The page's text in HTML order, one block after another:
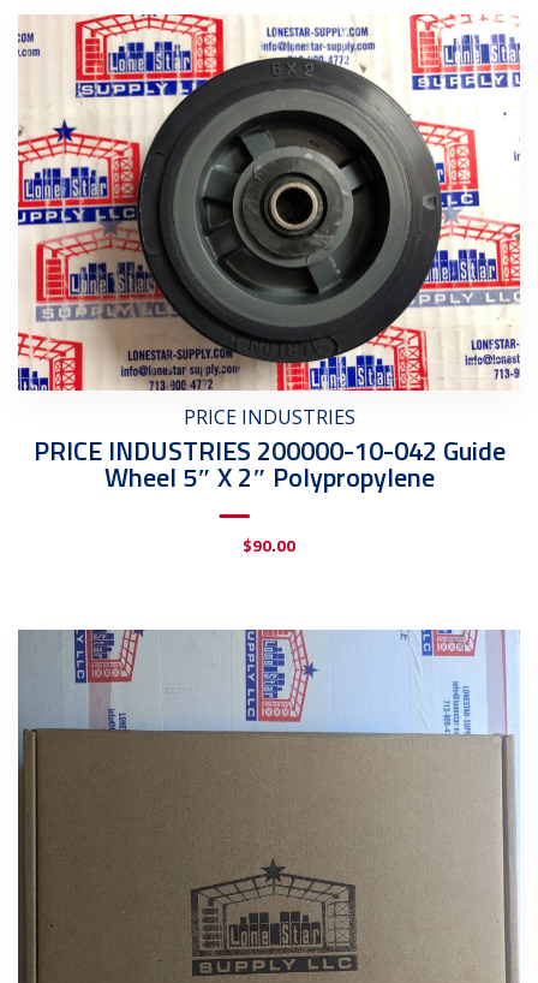
PRICE INDUSTRIES
PRICE INDUSTRIES 200000-10-042 Guide
Wheel 5″ X 2″ Polypropylene
$90.00